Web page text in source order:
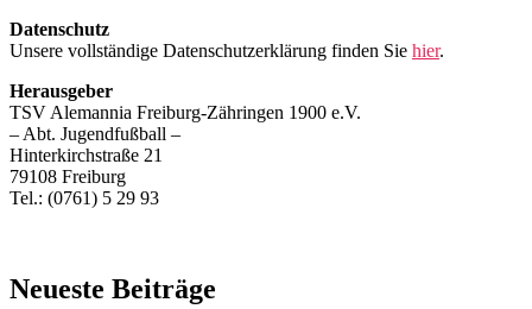
Datenschutz
Unsere vollständige Datenschutzerklärung finden Sie hier.
Herausgeber
TSV Alemannia Freiburg-Zähringen 1900 e.V.
– Abt. Jugendfußball –
Hinterkirchstraße 21
79108 Freiburg
Tel.: (0761) 5 29 93
Neueste Beiträge